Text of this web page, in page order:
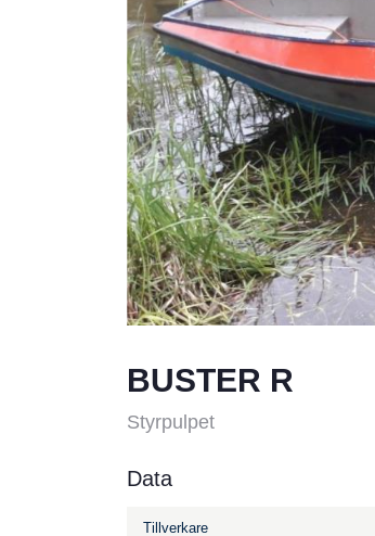
BUSTER R
Styrpulpet
Data
Tillverkare